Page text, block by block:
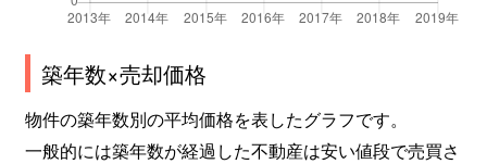
築年数×売却価格
物件の築年数別の平均価格を表したグラフです。
一般的には築年数が経過した不動産は安い値段で売買さ